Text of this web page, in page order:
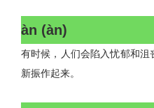
àn (àn)
有时候，人们会陷入忧郁和
新振作起来。